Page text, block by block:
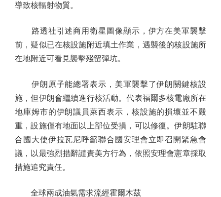
導致核輻射物質。
路透社引述商用衛星圖像顯示，伊方在美軍襲擊
前，疑似已在核設施附近填土作業，遇襲後的核設施所
在地附近可看見襲擊殘留彈坑。
伊朗原子能總署表示，美軍襲擊了伊朗關鍵核設
施，但伊朗會繼續進行核活動。代表福爾多核電廠所在
地庫姆市的伊朗議員萊西表示，核設施的損壞並不嚴
重，設施僅有地面以上部位受損，可以修復。伊朗駐聯
合國大使伊拉瓦尼呼籲聯合國安理會立即召開緊急會
議，以最強烈措辭譴責美方行為，依照安理會憲章採取
措施追究責任。
全球兩成油氣需求流經霍爾木茲